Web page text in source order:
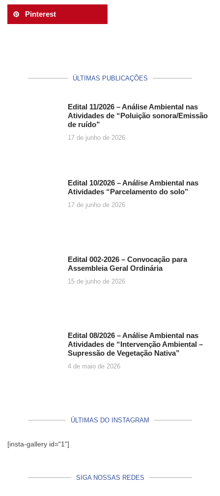
Pinterest
ÚLTIMAS PUBLICAÇÕES
Edital 11/2026 – Análise Ambiental nas
Atividades de “Poluição sonora/Emissão
de ruído”
17 de junho de 2026
Edital 10/2026 – Análise Ambiental nas
Atividades “Parcelamento do solo”
17 de junho de 2026
Edital 002-2026 – Convocação para
Assembleia Geral Ordinária
15 de junho de 2026
Edital 08/2026 – Análise Ambiental nas
Atividades de “Intervenção Ambiental –
Supressão de Vegetação Nativa”
4 de maio de 2026
ÚLTIMAS DO INSTAGRAM
[insta-gallery id="1"]
SIGA NOSSAS REDES